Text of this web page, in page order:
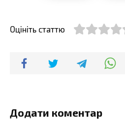
Оцініть статтю
Додати коментар